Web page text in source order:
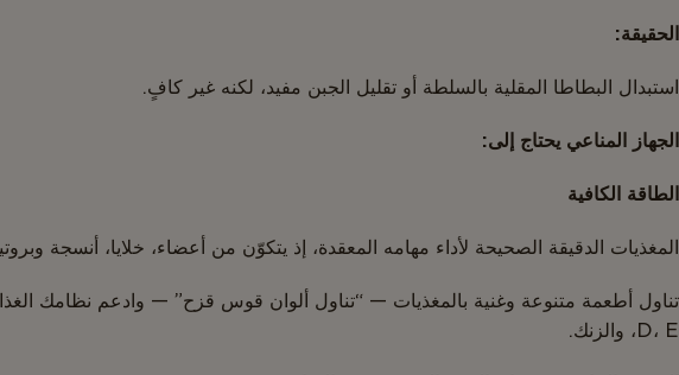
الحقيقة:
استبدال البطاطا المقلية بالسلطة أو تقليل الجبن مفيد، لكنه غير كافٍ.
الجهاز المناعي يحتاج إلى:
الطاقة الكافية
المغذيات الدقيقة الصحيحة لأداء مهامه المعقدة، إذ يتكوّن من أعضاء، خلايا، أنسجة
D، E، والزنك.